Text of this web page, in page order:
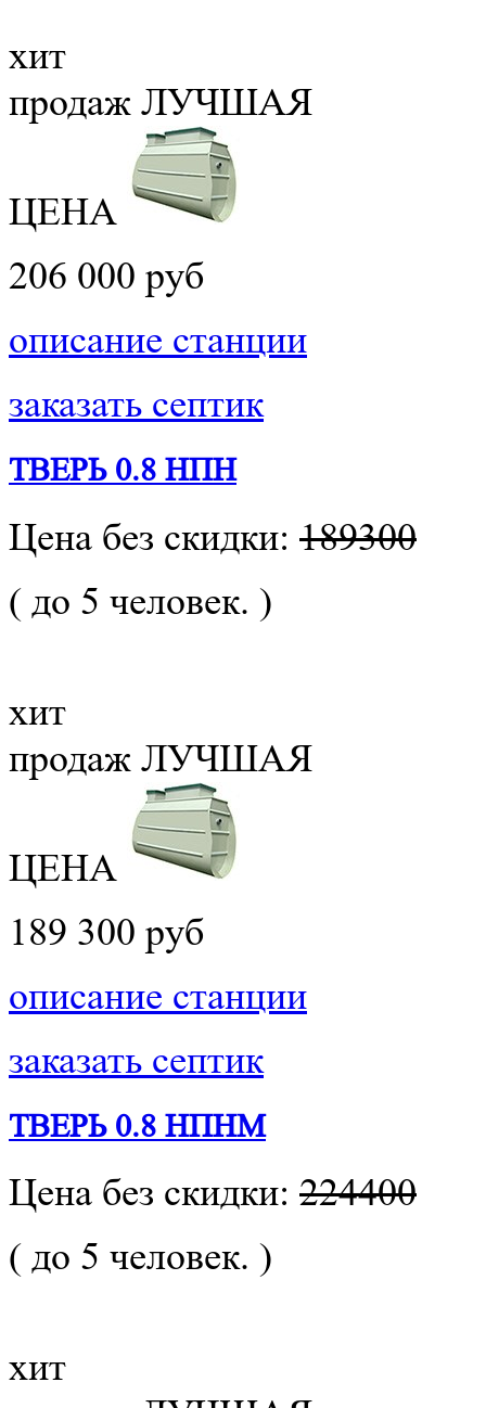
хит
продаж ЛУЧШАЯ
ЦЕНА
206 000 руб
описание станции
заказать септик
ТВЕРЬ 0.8 НПН
Цена без скидки: 189300
( до 5 человек. )
хит
продаж ЛУЧШАЯ
ЦЕНА
189 300 руб
описание станции
заказать септик
ТВЕРЬ 0.8 НПНМ
Цена без скидки: 224400
( до 5 человек. )
хит
РАСЧЕТ СМЕТЫ ОНЛАЙН!